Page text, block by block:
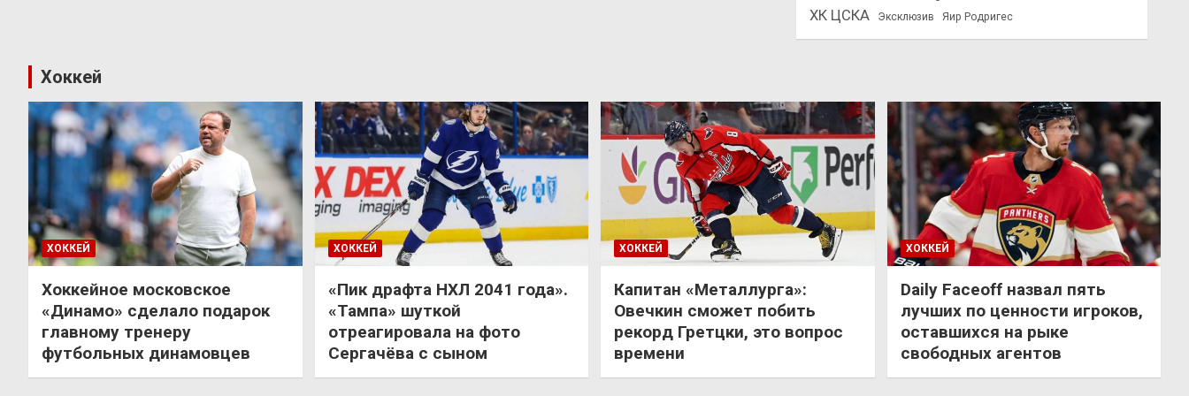
ХК ЦСКА Эксклюзив Яир Родригес
Хоккей
ХОККЕЙ
Хоккейное московское
«Динамо» сделало подарок
главному тренеру
футбольных динамовцев
ХОККЕЙ
«Пик драфта НХЛ 2041 года».
«Тампа» шуткой
отреагировала на фото
Сергачёва с сыном
ХОККЕЙ
Капитан «Металлурга»:
Овечкин сможет побить
рекорд Гретцки, это вопрос
времени
ХОККЕЙ
Daily Faceoff назвал пять
лучших по ценности игроков,
оставшихся на рыке
свободных агентов